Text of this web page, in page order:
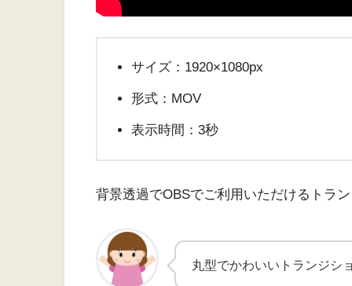
サイズ：1920×1080px
形式：MOV
表示時間：3秒
背景透過でOBSでご利用いただけるトラ
丸型でかわいいトランジシ